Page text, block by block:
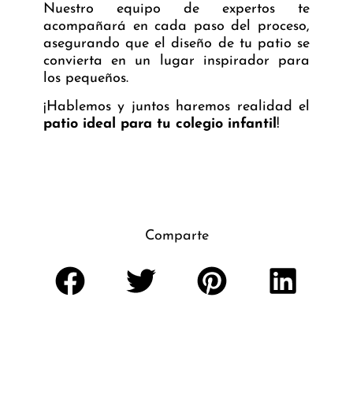
Nuestro equipo de expertos te
acompañará en cada paso del proceso,
asegurando que el diseño de tu patio se
convierta en un lugar inspirador para
los pequeños.
¡Hablemos y juntos haremos realidad el
patio ideal para tu colegio infantil!
Comparte